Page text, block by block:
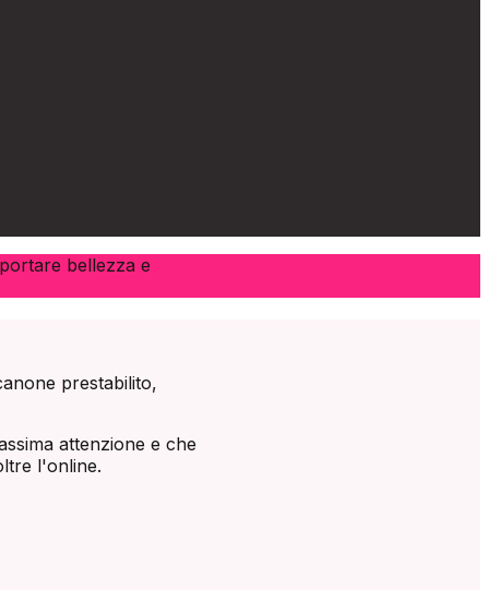
bellezza e
prestabilito,
attenzione e che
l'online.